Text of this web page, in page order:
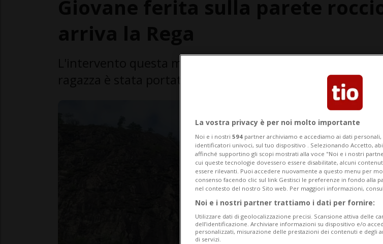
La vostra privacy è per noi molto importante
Noi e i nostri 594 partner archiviamo e accediamo ai dati
identificatori univoci, sul tuo dispositivo . Selezionando Accetto,
affinché supportino gli scopi mostrati alla voce "Noi e i nostri
cui queste tecnologie dovessero essere disabilitate, alcuni
essere rilevanti. Puoi accedere nuovamente a questo menu per
consenso facendo clic sul link Gestisci le preferenze in fondo alla
nel contesto del nostro Sito web. Per maggiori informazioni,
Noi e i nostri partner trattiamo i dati per fornire:
Utilizzare dati di geolocalizzazione precisi. Scansione attiva delle
dell’identificazione. Archiviare informazioni su dispositivo e/o
personalizzati, misurazione delle prestazioni dei contenuti e degli
di servizi.